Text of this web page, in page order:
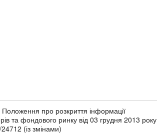
Положення про розкриття інформації
та фондового ринку від 03 грудня 2013 року
(із змінами)